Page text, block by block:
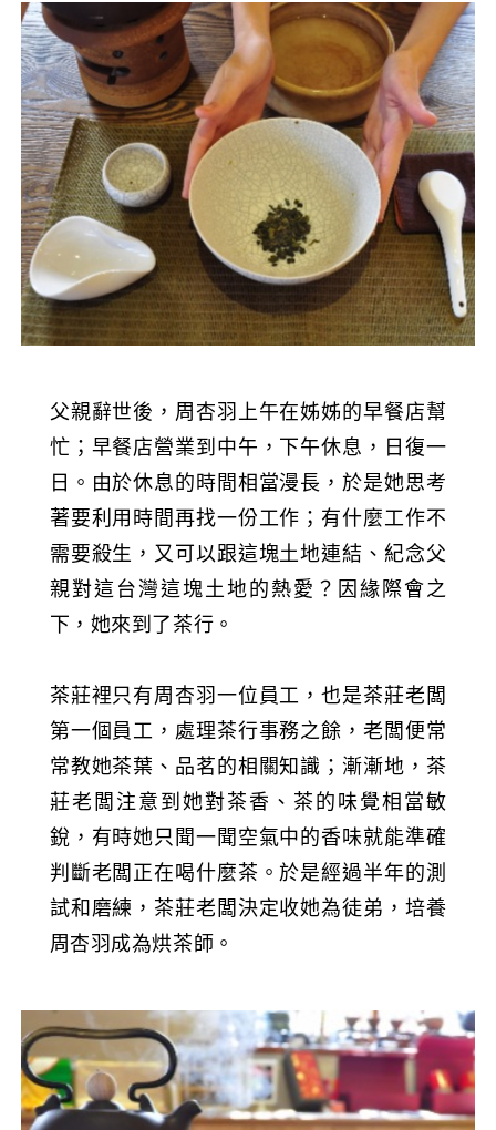
父親辭世後，周杏羽上午在姊姊的早餐店幫
忙；早餐店營業到中午，下午休息，日復一
日。由於休息的時間相當漫長，於是她思考
著要利用時間再找一份工作；有什麼工作不
需要殺生，又可以跟這塊土地連結、紀念父
親對這台灣這塊土地的熱愛？因緣際會之
下，她來到了茶行。
茶莊裡只有周杏羽一位員工，也是茶莊老闆
第一個員工，處理茶行事務之餘，老闆便常
常教她茶葉、品茗的相關知識；漸漸地，茶
莊老闆注意到她對茶香、茶的味覺相當敏
銳，有時她只聞一聞空氣中的香味就能準確
判斷老闆正在喝什麼茶。於是經過半年的測
試和磨練，茶莊老闆決定收她為徒弟，培養
周杏羽成為烘茶師。